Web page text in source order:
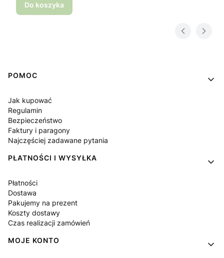
Do koszyka
Linki w stopce
POMOC
Jak kupować
Regulamin
Bezpieczeństwo
Faktury i paragony
Najczęściej zadawane pytania
PŁATNOŚCI I WYSYŁKA
Płatności
Dostawa
Pakujemy na prezent
Koszty dostawy
Czas realizacji zamówień
MOJE KONTO